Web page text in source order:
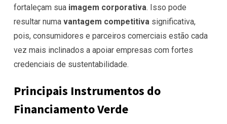
fortaleçam sua imagem corporativa. Isso pode
resultar numa vantagem competitiva significativa,
pois, consumidores e parceiros comerciais estão cada
vez mais inclinados a apoiar empresas com fortes
credenciais de sustentabilidade.
Principais Instrumentos do
Financiamento Verde